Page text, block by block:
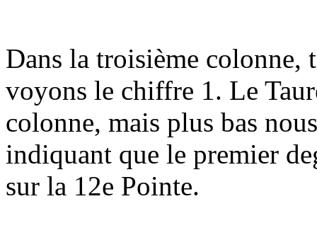
Dans la troisième colonne,
voyons le chiffre 1. Le
colonne, mais plus bas
indiquant que le premier
sur la 12e Pointe.